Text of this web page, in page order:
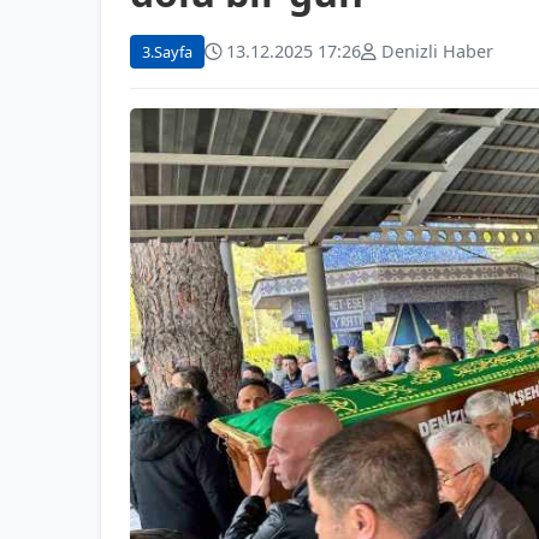
3.Sayfa 13.12.2025 17:26 Denizli Haber